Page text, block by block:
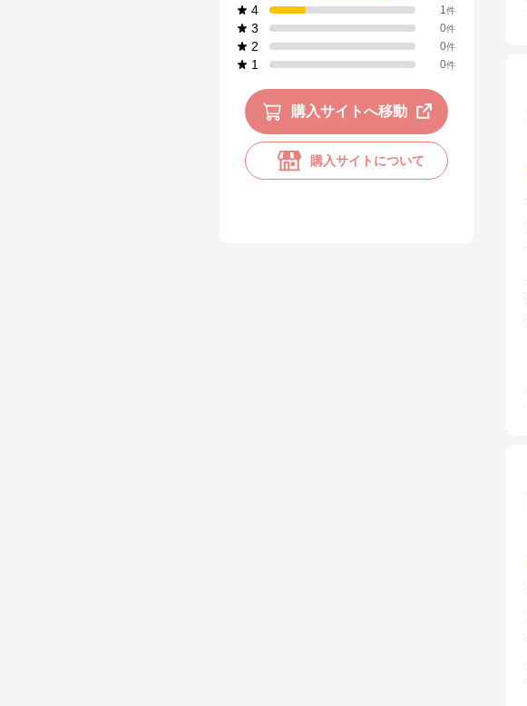
4 1件
3 0件
2 0件
1 0件
購入サイトへ移動
購入サイトについて